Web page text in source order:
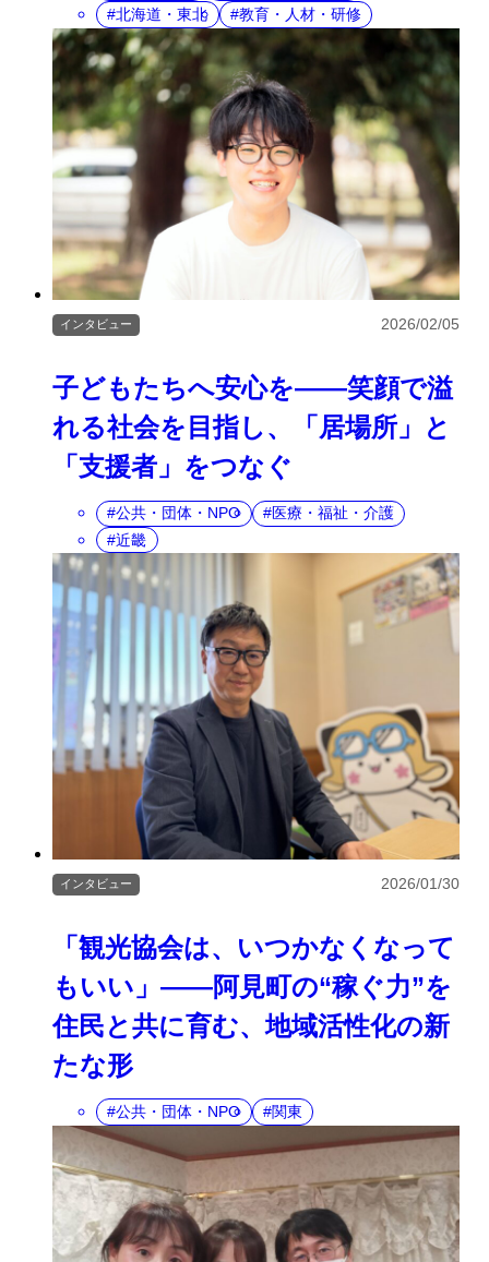
北海道・東北 教育・人材・研修
子どもたちへ安心を——笑顔で溢
れる社会を目指し、「居場所」と
「支援者」をつなぐ
インタビュー 2026/02/05
公共・団体・NPO
医療・福祉・介護
近畿
「観光協会は、いつかなくなって
もいい」——阿見町の“稼ぐ力”を
住民と共に育む、地域活性化の新
たな形
インタビュー 2026/01/30
公共・団体・NPO 関東